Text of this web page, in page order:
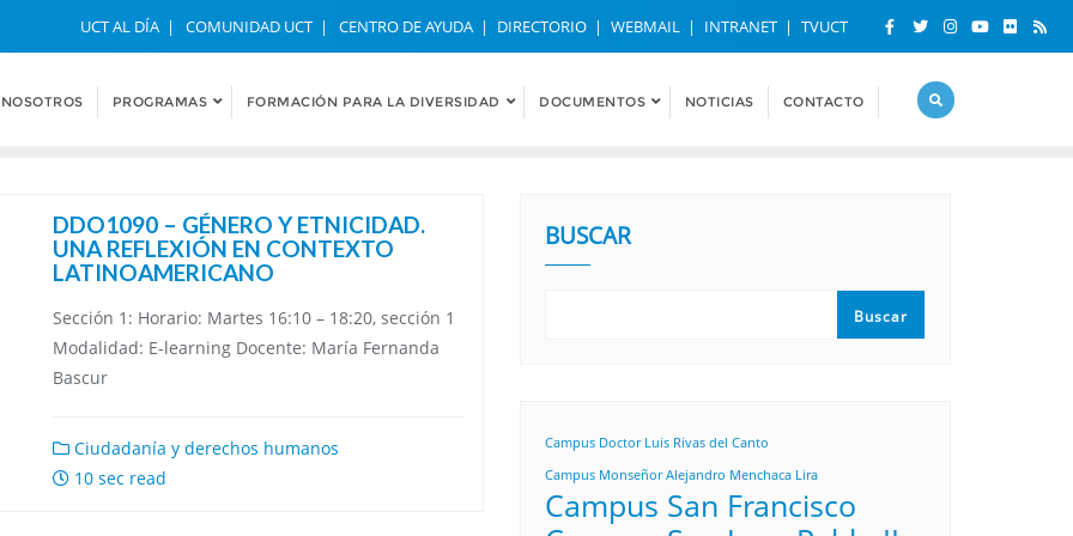
UCT AL DÍA COMUNIDAD UCT CENTRO DE AYUDA DIRECTORIO WEBMAIL INTRANET TVUCT
NOSOTROS PROGRAMAS FORMACIÓN PARA LA DIVERSIDAD DOCUMENTOS NOTICIAS CONTACTO
DDO1090 – GÉNERO Y ETNICIDAD.
UNA REFLEXIÓN EN CONTEXTO
LATINOAMERICANO
Sección 1: Horario: Martes 16:10 – 18:20, sección 1
Modalidad: E-learning Docente: María Fernanda
Bascur
Ciudadanía y derechos humanos
10 sec read
BUSCAR
Buscar
Campus Doctor Luis Rivas del Canto
Campus Monseñor Alejandro Menchaca Lira
Campus San Francisco